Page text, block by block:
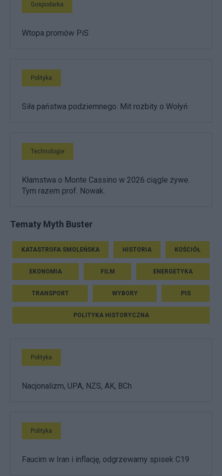
Gospodarka
Wtopa promów PiS
Polityka
Siła państwa podziemnego. Mit rozbity o Wołyń
Technologie
Kłamstwa o Monte Cassino w 2026 ciągle żywe.
Tym razem prof. Nowak.
Tematy Myth Buster
KATASTROFA SMOLEŃSKA HISTORIA KOŚCIÓŁ
EKONOMIA FILM ENERGETYKA
TRANSPORT WYBORY PIS
POLITYKA HISTORYCZNA
Polityka
Nacjonalizm, UPA, NZS, AK, BCh
Polityka
Faucim w Iran i inflację, odgrzewamy spisek C19